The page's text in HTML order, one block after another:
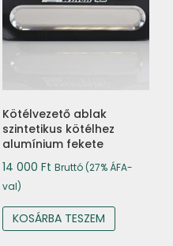
Kötélvezető ablak
szintetikus kötélhez
alumínium fekete
14 000 Ft Bruttó (27% ÁFA-
val)
KOSÁRBA TESZEM